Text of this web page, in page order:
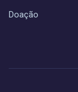
Doação